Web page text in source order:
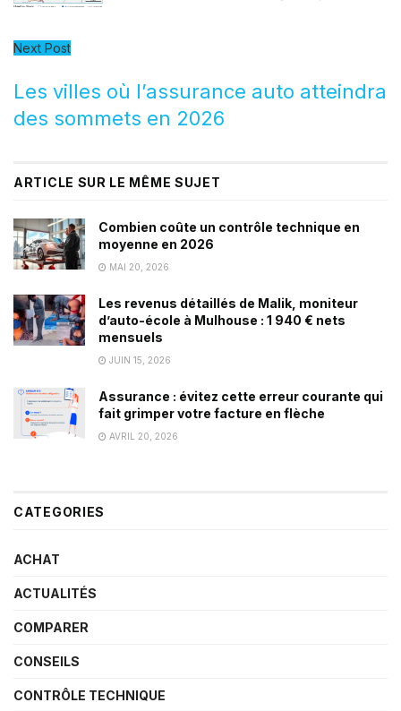
Next Post
Les villes où l’assurance auto atteindra
des sommets en 2026
ARTICLE SUR LE MÊME SUJET
Combien coûte un contrôle technique en
moyenne en 2026
MAI 20, 2026
Les revenus détaillés de Malik, moniteur
d’auto-école à Mulhouse : 1 940 € nets
mensuels
JUIN 15, 2026
Assurance : évitez cette erreur courante qui
fait grimper votre facture en flèche
AVRIL 20, 2026
CATEGORIES
ACHAT
ACTUALITÉS
COMPARER
CONSEILS
CONTRÔLE TECHNIQUE